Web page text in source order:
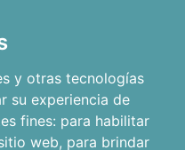
y otras tecnologías
su experiencia de
fines: para habilitar
web, para brindar